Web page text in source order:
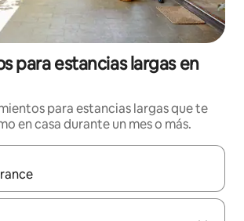
para estancias largas en
para estancias largas que te
en casa durante un mes o más.
estén disponibles, podrás navegar